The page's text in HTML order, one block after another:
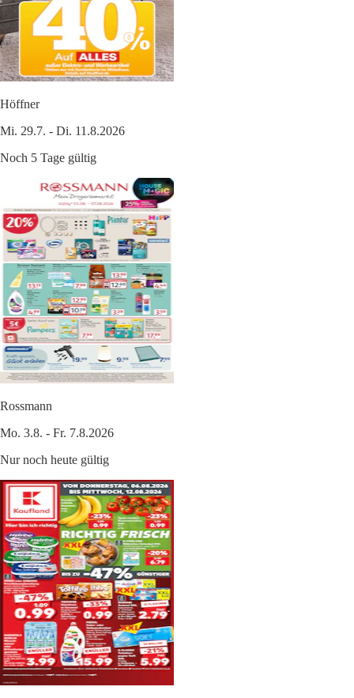
Höffner
Mi. 29.7. - Di. 11.8.2026
Noch 5 Tage gültig
Rossmann
Mo. 3.8. - Fr. 7.8.2026
Nur noch heute gültig